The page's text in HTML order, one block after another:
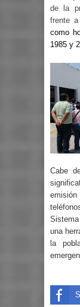
de la
frente
como
1985 y
Cabe
una
la